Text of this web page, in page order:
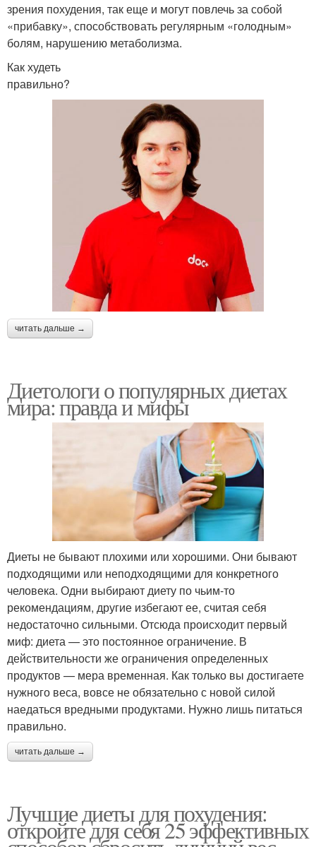
зрения похудения, так еще и могут повлечь за собой
«прибавку», способствовать регулярным «голодным»
болям, нарушению метаболизма.
Как худеть
правильно?
читать дальше →
Диетологи о популярных диетах
мира: правда и мифы
Диеты не бывают плохими или хорошими. Они бывают
подходящими или неподходящими для конкретного
человека. Одни выбирают диету по чьим-то
рекомендациям, другие избегают ее, считая себя
недостаточно сильными. Отсюда происходит первый
миф: диета — это постоянное ограничение. В
действительности же ограничения определенных
продуктов — мера временная. Как только вы достигаете
нужного веса, вовсе не обязательно с новой силой
наедаться вредными продуктами. Нужно лишь питаться
правильно.
читать дальше →
Лучшие диеты для похудения:
откройте для себя 25 эффективных